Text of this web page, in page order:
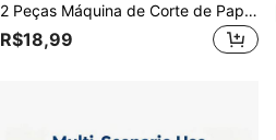
2 Peças Máquina de Corte de Papel de Embalagem, Ferramenta de Corte de Embalagem de Presente de Natal e Aniversário, Máquina de Corte de Embalagem de Presente, Cortador de Linha Deslizante de Rolo de Papel Kraft Criativo
R$18,99